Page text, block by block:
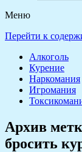
Меню
Перейти к
Алкоголь
Курение
Наркомания
Игромания
Архив
бросить